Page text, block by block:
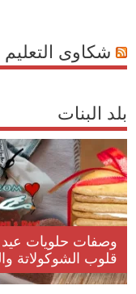
شكاوى التعليم
بلد البنات
وصفات حلويات
قلوب الشوكولاتة